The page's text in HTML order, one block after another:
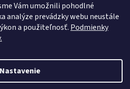
Vám umožnili pohodlné
analýze prevádzky webu neustále
a použiteľnosť. Podmienky
Nastavenie